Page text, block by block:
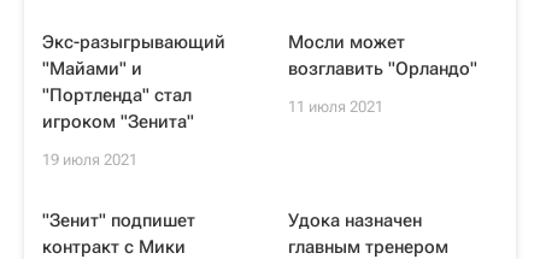
Экс-разыгрывающий
"Майами" и
"Портленда" стал
игроком "Зенита"
19 июля 2021
Мосли может
возглавить "Орландо"
11 июля 2021
"Зенит" подпишет
контракт с Мики
Удока назначен
главным тренером